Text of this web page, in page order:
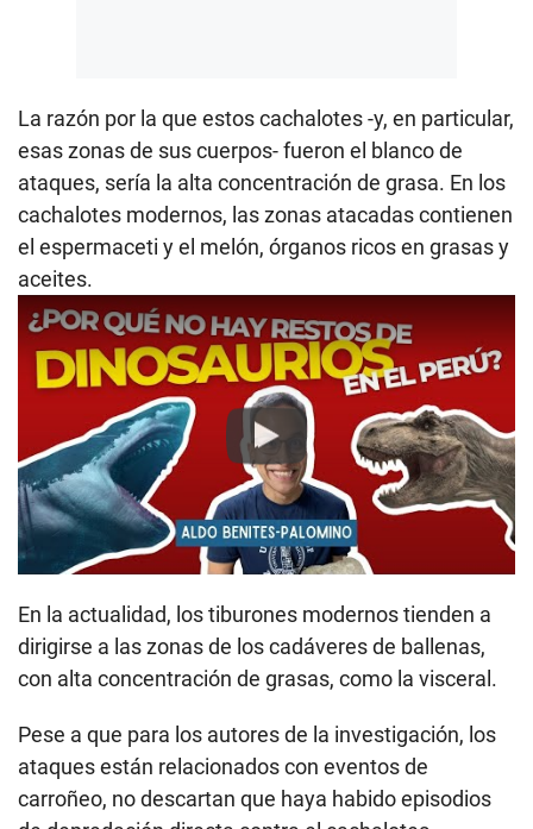
La razón por la que estos cachalotes -y, en particular,
esas zonas de sus cuerpos- fueron el blanco de
ataques, sería la alta concentración de grasa. En los
cachalotes modernos, las zonas atacadas contienen
el espermaceti y el melón, órganos ricos en grasas y
aceites.
Play
En la actualidad, los tiburones modernos tienden a
dirigirse a las zonas de los cadáveres de ballenas,
con alta concentración de grasas, como la visceral.
Pese a que para los autores de la investigación, los
ataques están relacionados con eventos de
carroñeo, no descartan que haya habido episodios